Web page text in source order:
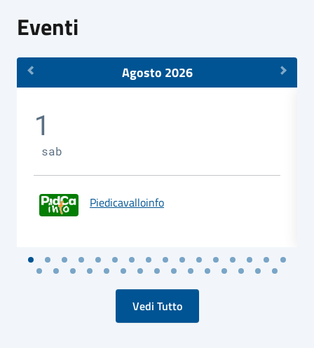
Eventi
Agosto 2026
1
sab
Piedicavalloinfo
Vedi Tutto